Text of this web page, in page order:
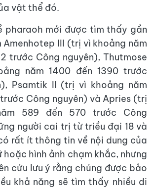
vật thể đó.
pharaoh mới được tìm thấy gần
III (trị vì khoảng năm
trước Công nguyên), Thutmose
năm 1400 đến 1390 trước
Psamtik II (trị vì khoảng năm
Công nguyên) và Apries (trị
589 đến 570 trước Công
người cai trị từ triều đại 18 và
rất ít thông tin về nội dung của
hình ảnh chạm khắc, nhưng
cứu lưu ý rằng chúng được bảo
khả năng sẽ tìm thấy nhiều di